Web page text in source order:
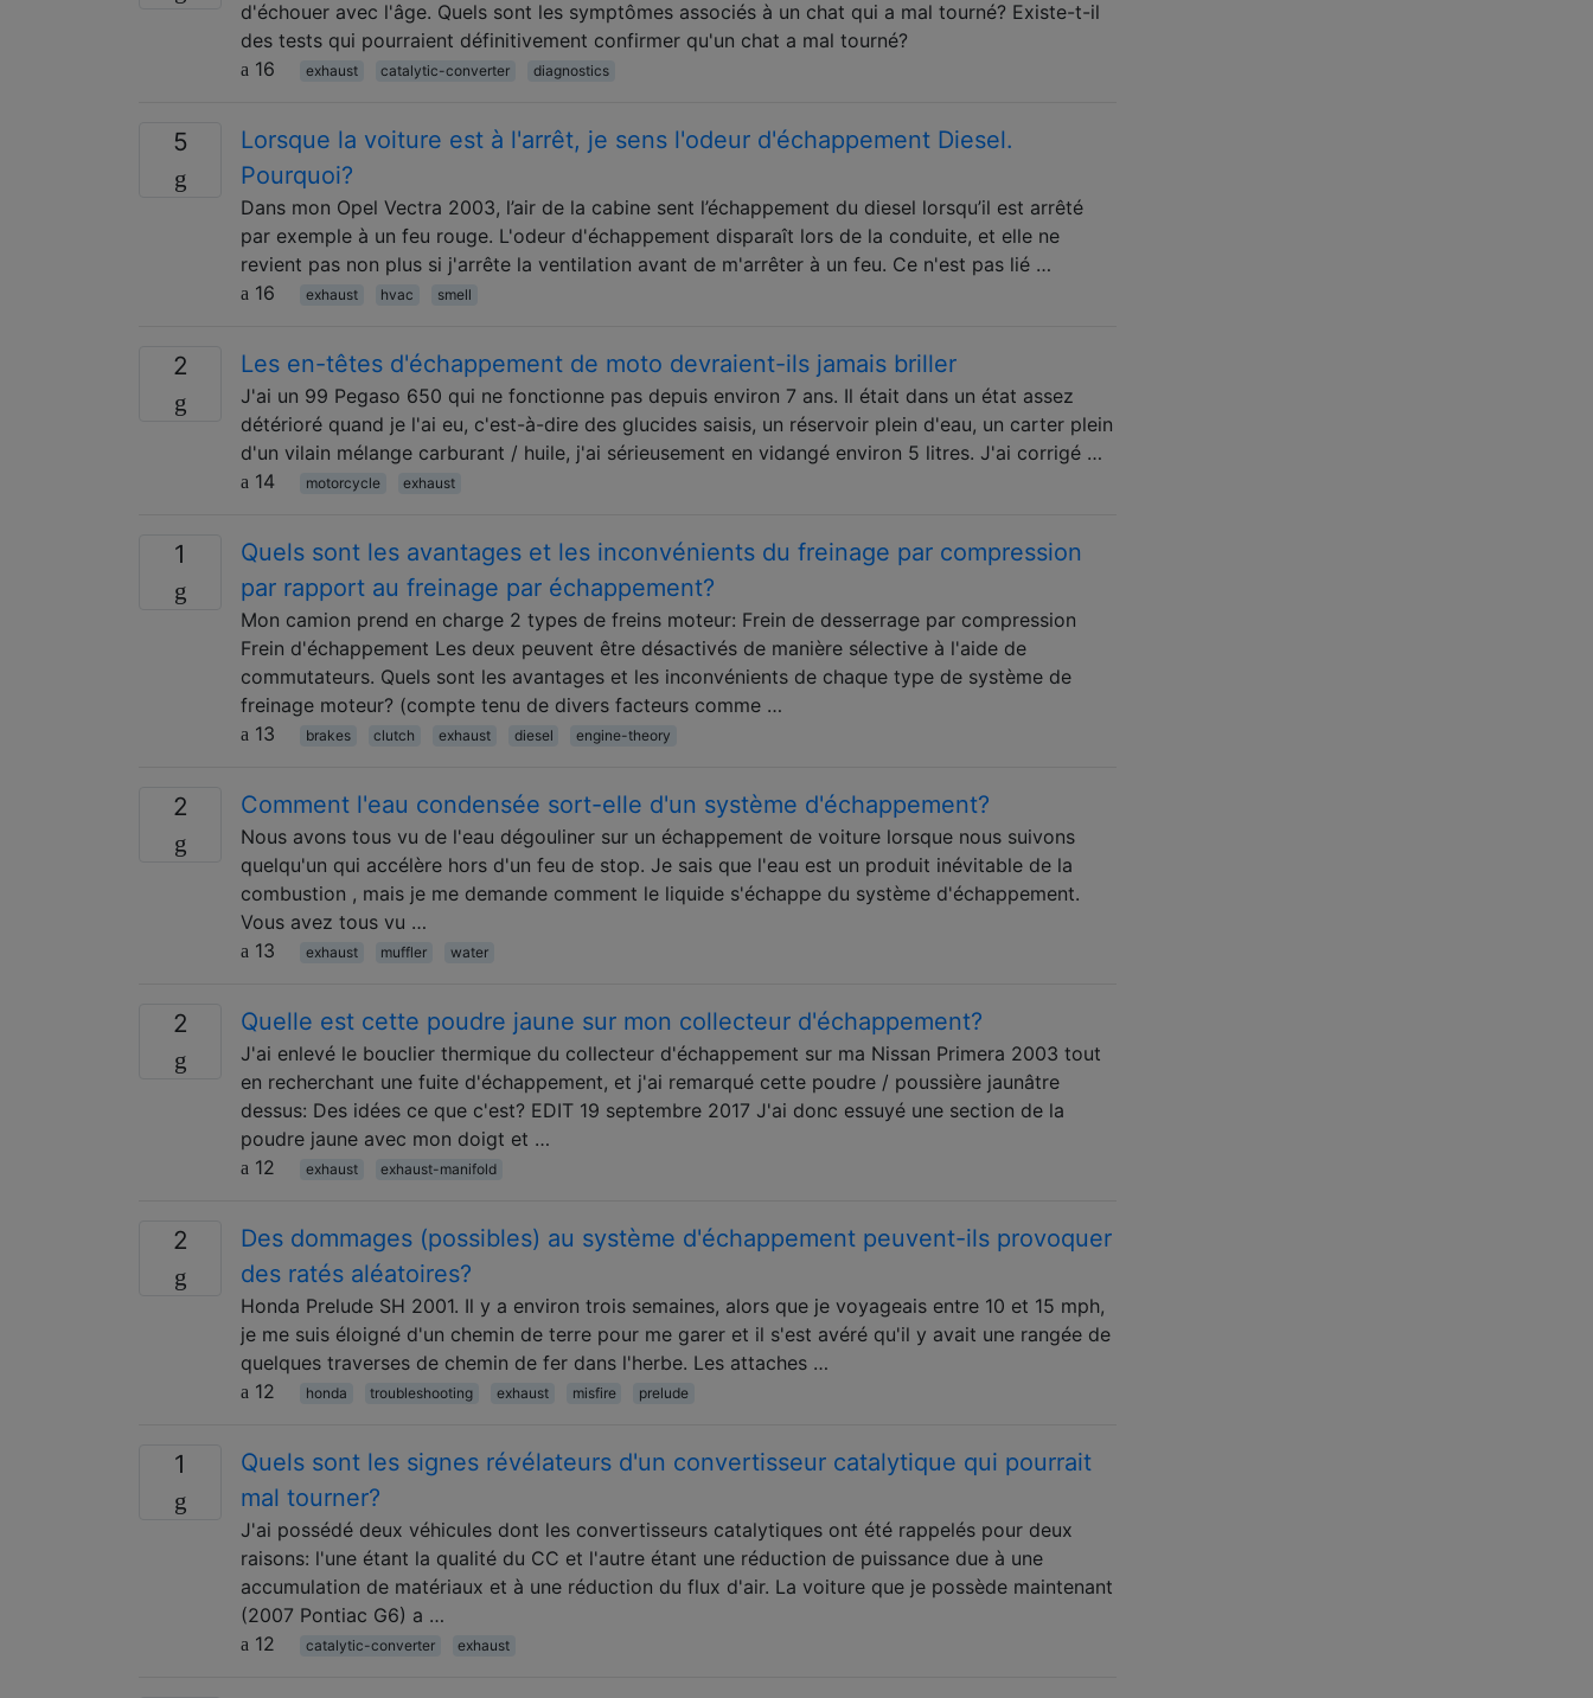
d'échouer avec l'âge. Quels sont les symptômes associés à un chat qui a mal tourné? Existe-t-il
des tests qui pourraient définitivement confirmer qu'un chat a mal tourné?
16
exhaust catalytic-converter diagnostics
5
Lorsque la voiture est à l'arrêt, je sens l'odeur d'échappement Diesel.
Pourquoi?
Dans mon Opel Vectra 2003, l’air de la cabine sent l’échappement du diesel lorsqu’il est arrêté
par exemple à un feu rouge. L'odeur d'échappement disparaît lors de la conduite, et elle ne
revient pas non plus si j'arrête la ventilation avant de m'arrêter à un feu. Ce n'est pas lié …
16
exhaust hvac smell
2 Les en-têtes d'échappement de moto devraient-ils jamais briller
J'ai un 99 Pegaso 650 qui ne fonctionne pas depuis environ 7 ans. Il était dans un état assez
détérioré quand je l'ai eu, c'est-à-dire des glucides saisis, un réservoir plein d'eau, un carter plein
d'un vilain mélange carburant / huile, j'ai sérieusement en vidangé environ 5 litres. J'ai corrigé …
14
motorcycle exhaust
1
Quels sont les avantages et les inconvénients du freinage par compression
par rapport au freinage par échappement?
Mon camion prend en charge 2 types de freins moteur: Frein de desserrage par compression
Frein d'échappement Les deux peuvent être désactivés de manière sélective à l'aide de
commutateurs. Quels sont les avantages et les inconvénients de chaque type de système de
freinage moteur? (compte tenu de divers facteurs comme …
13
brakes clutch exhaust diesel engine-theory
2 Comment l'eau condensée sort-elle d'un système d'échappement?
Nous avons tous vu de l'eau dégouliner sur un échappement de voiture lorsque nous suivons
quelqu'un qui accélère hors d'un feu de stop. Je sais que l'eau est un produit inévitable de la
combustion , mais je me demande comment le liquide s'échappe du système d'échappement.
Vous avez tous vu …
13
exhaust muffler water
2 Quelle est cette poudre jaune sur mon collecteur d'échappement?
J'ai enlevé le bouclier thermique du collecteur d'échappement sur ma Nissan Primera 2003 tout
en recherchant une fuite d'échappement, et j'ai remarqué cette poudre / poussière jaunâtre
dessus: Des idées ce que c'est? EDIT 19 septembre 2017 J'ai donc essuyé une section de la
poudre jaune avec mon doigt et …
12
exhaust exhaust-manifold
2
Des dommages (possibles) au système d'échappement peuvent-ils provoquer
des ratés aléatoires?
Honda Prelude SH 2001. Il y a environ trois semaines, alors que je voyageais entre 10 et 15 mph,
je me suis éloigné d'un chemin de terre pour me garer et il s'est avéré qu'il y avait une rangée de
quelques traverses de chemin de fer dans l'herbe. Les attaches …
12
honda troubleshooting exhaust misfire prelude
1
Quels sont les signes révélateurs d'un convertisseur catalytique qui pourrait
mal tourner?
J'ai possédé deux véhicules dont les convertisseurs catalytiques ont été rappelés pour deux
raisons: l'une étant la qualité du CC et l'autre étant une réduction de puissance due à une
accumulation de matériaux et à une réduction du flux d'air. La voiture que je possède maintenant
(2007 Pontiac G6) a …
12
catalytic-converter exhaust